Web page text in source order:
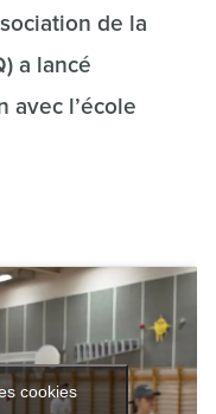
de la
a lancé
avec l’école
cookies